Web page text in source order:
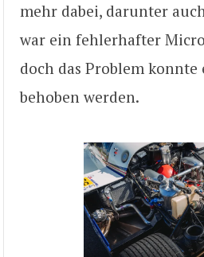
mehr dabei, darunter
war ein fehlerhafter
doch das Problem
behoben werden.